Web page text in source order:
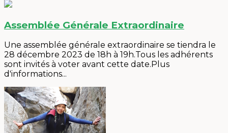
Assemblée Générale Extraordinaire
Une assemblée générale extraordinaire se tiendra le
28 décembre 2023 de 18h à 19h.Tous les adhérents
sont invités à voter avant cette date.Plus
d'informations...